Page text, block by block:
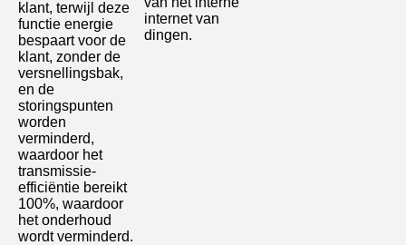
Laat een bericht achter
klant, terwijl deze
functie energie
bespaart voor de
klant, zonder de
versnellingsbak,
en de
storingspunten
worden
verminderd,
waardoor het
transmissie-
efficiëntie bereikt
100%, waardoor
het onderhoud
wordt verminderd.
internet van
dingen.